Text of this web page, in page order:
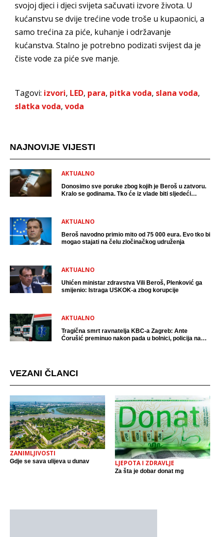
svojoj djeci i djeci svijeta sačuvati izvore života. U
kućanstvu se dvije trećine vode troše u kupaonici, a
samo trećina za piće, kuhanje i održavanje
kućanstva. Stalno je potrebno podizati svijest da je
čiste vode za piće sve manje.
Tagovi: izvori, LED, para, pitka voda, slana voda,
slatka voda, voda
NAJNOVIJE VIJESTI
AKTUALNO
Donosimo sve poruke zbog kojih je Beroš u zatvoru.
Kralo se godinama. Tko će iz vlade biti sljedeći
AKTUALNO
Beroš navodno primio mito od 75 000 eura. Evo tko bi
mogao stajati na čelu zločinačkog udruženja
AKTUALNO
Uhićen ministar zdravstva Vili Beroš, Plenković ga
smijenio: Istraga USKOK-a zbog korupcije
AKTUALNO
Tragična smrt ravnatelja KBC-a Zagreb: Ante
Ćorušić preminuo nakon pada u bolnici, policija na
VEZANI ČLANCI
ZANIMLJIVOSTI
Gdje se sava ulijeva u dunav LJEPOTA I ZDRAVLJE
Za šta je dobar donat mg